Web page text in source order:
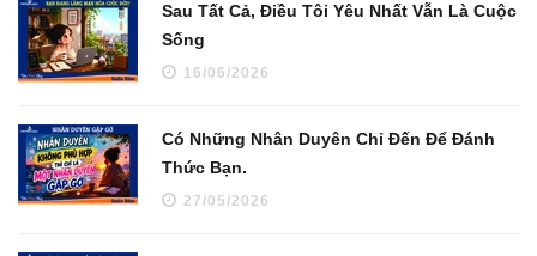
Sau Tất Cả, Điều Tôi Yêu Nhất Vẫn Là Cuộc
Sống
16/06/2026
Có Những Nhân Duyên Chỉ Đến Để Đánh
Thức Bạn.
27/05/2026